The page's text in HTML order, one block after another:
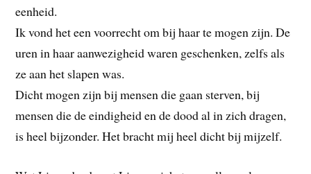
eenheid.
Ik vond het een voorrecht om bij haar te mogen zijn. De
uren in haar aanwezigheid waren geschenken, zelfs als
ze aan het slapen was.
Dicht mogen zijn bij mensen die gaan sterven, bij
mensen die de eindigheid en de dood al in zich dragen,
is heel bijzonder. Het bracht mij heel dicht bij mijzelf.